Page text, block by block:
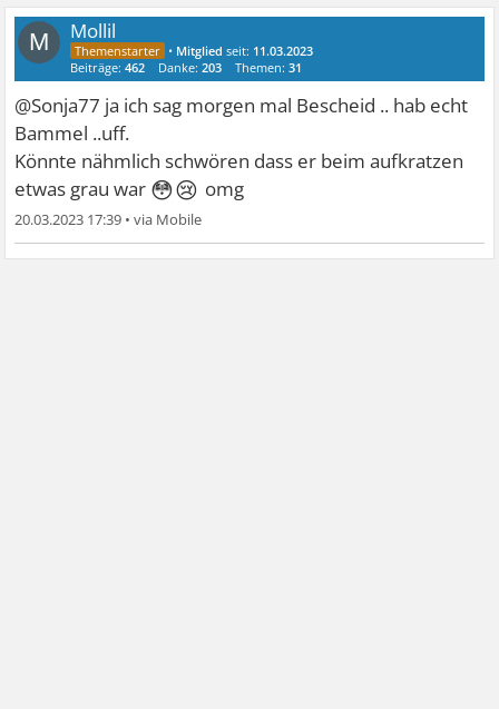
M Mollil
• Mitglied seit: 11.03.2023
Beiträge:462 Danke:203 Themen:31
@Sonja77 ja ich sag morgen mal Bescheid .. hab echt
Bammel ..uff.
Könnte nähmlich schwören dass er beim aufkratzen
etwas grau war 😳😢 omg
20.03.2023 17:39 •